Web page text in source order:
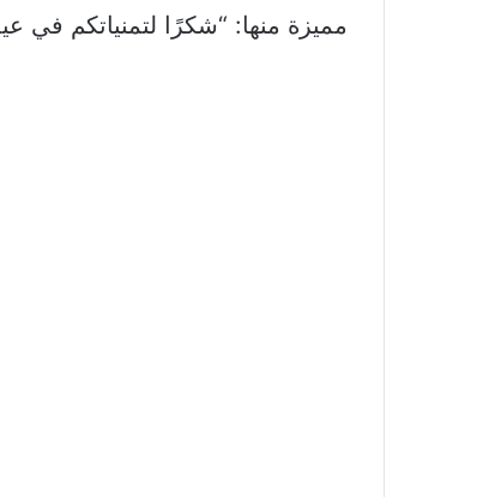
مميزة منها: “شكرًا لتمنياتكم في